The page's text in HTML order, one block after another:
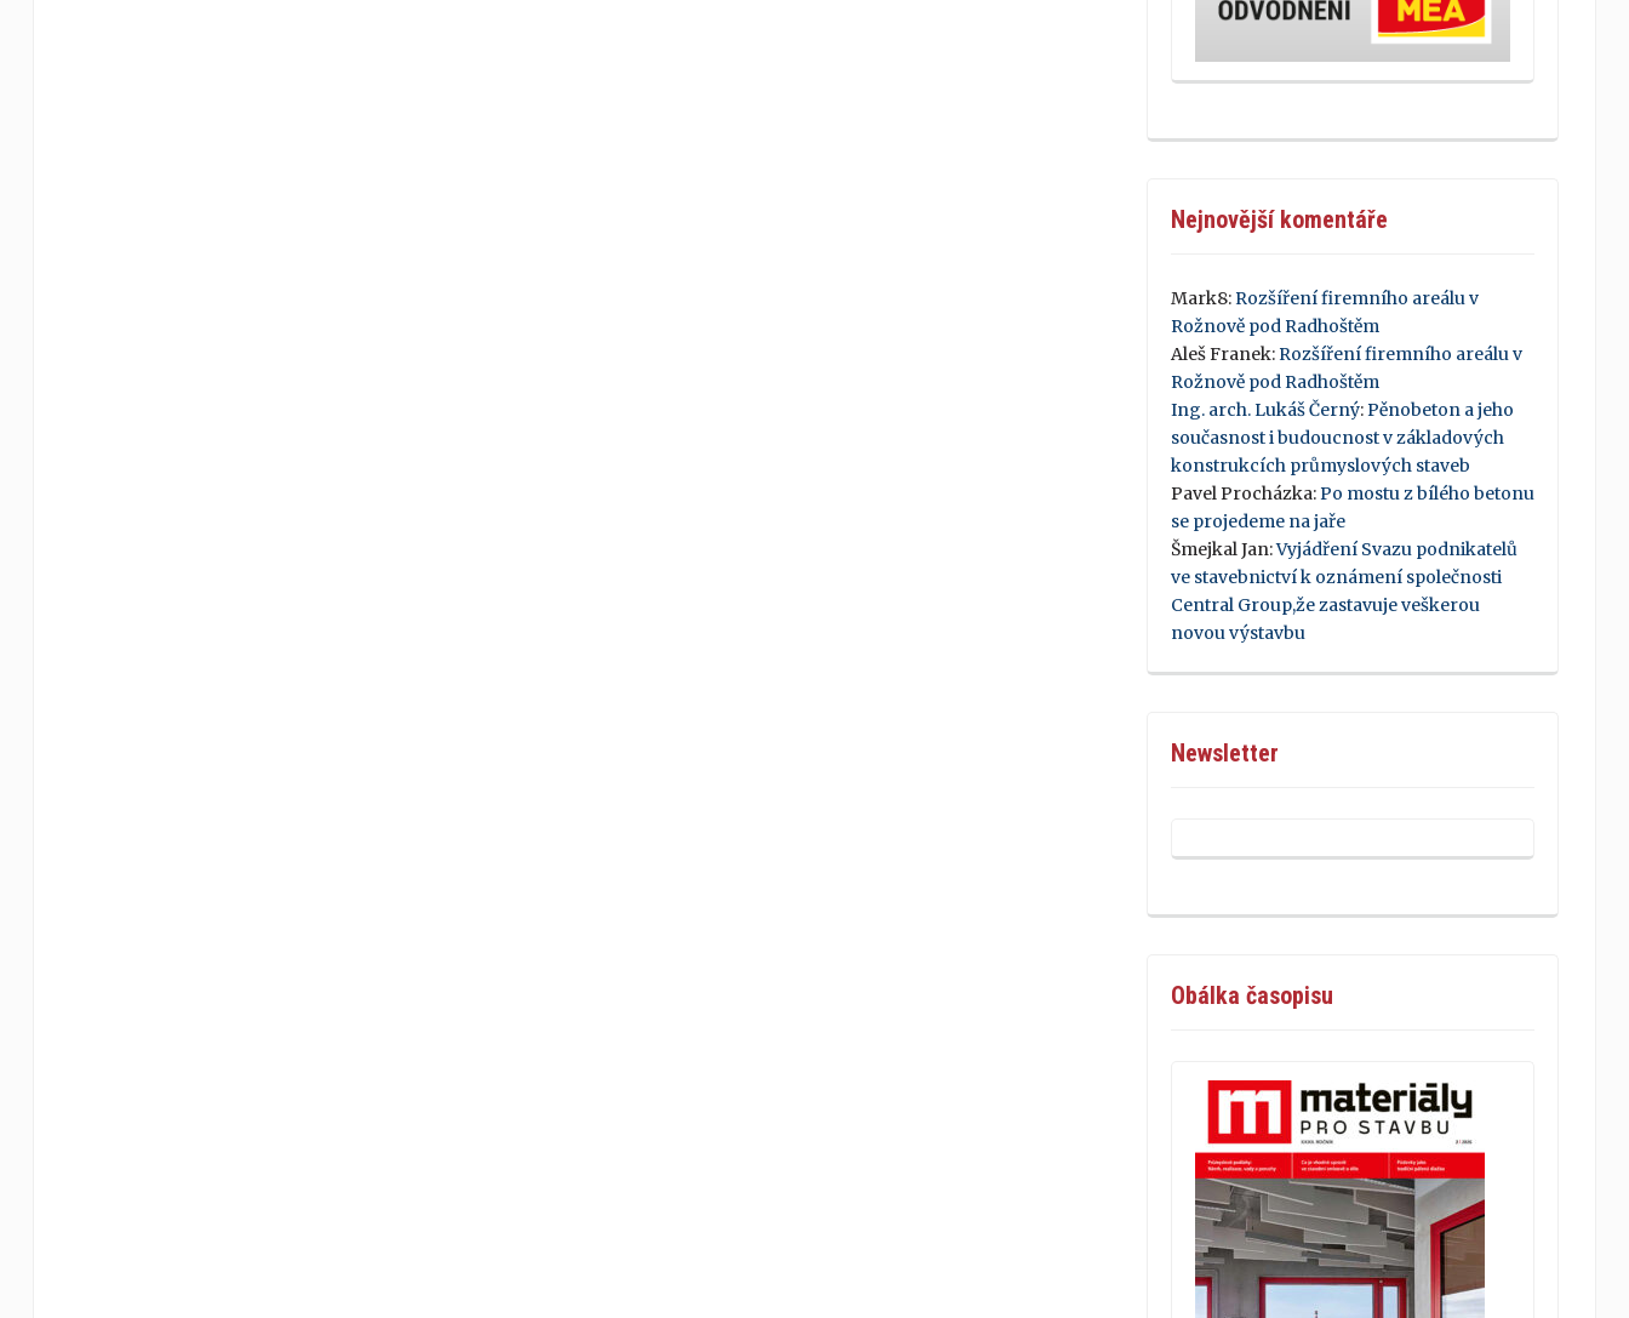
Nejnovější komentáře
Mark8:Rozšíření firemního areálu v
Rožnově pod Radhoštěm
Aleš Franek:Rozšíření firemního areálu v
Rožnově pod Radhoštěm
Ing. arch. Lukáš Černý:Pěnobeton a jeho
současnost i budoucnost v základových
konstrukcích průmyslových staveb
Pavel Procházka:Po mostu z bílého betonu
se projedeme na jaře
Šmejkal Jan:Vyjádření Svazu podnikatelů
ve stavebnictví k oznámení společnosti
Central Group,že zastavuje veškerou
novou výstavbu
Newsletter
Obálka časopisu